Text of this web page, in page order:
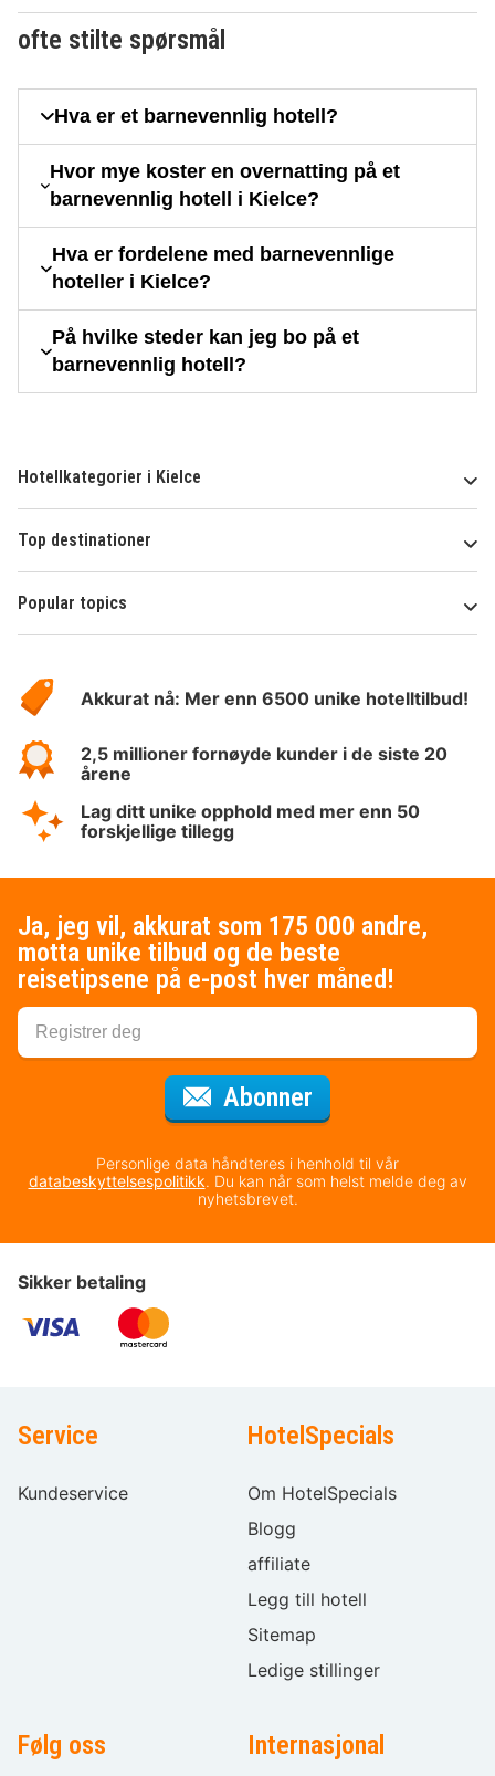
ofte stilte spørsmål
Hva er et barnevennlig hotell?
Hvor mye koster en overnatting på et
barnevennlig hotell i Kielce?
Hva er fordelene med barnevennlige
hoteller i Kielce?
På hvilke steder kan jeg bo på et
barnevennlig hotell?
Hotellkategorier i Kielce
Top destinationer
Popular topics
Hotelspecials
Akkurat nå: Mer enn 6500 unike hotelltilbud!
2,5 millioner fornøyde kunder i de siste 20
årene
Lag ditt unike opphold med mer enn 50
forskjellige tillegg
Ja, jeg vil, akkurat som 175 000 andre,
motta unike tilbud og de beste
reisetipsene på e-post hver måned!
Abonner
Personlige data håndteres i henhold til vår
databeskyttelsespolitikk. Du kan når som helst melde deg av
nyhetsbrevet.
Sikker betaling
Service
Kundeservice
HotelSpecials
Om HotelSpecials
Blogg
affiliate
Legg till hotell
Sitemap
Ledige stillinger
Følg oss Internasjonal